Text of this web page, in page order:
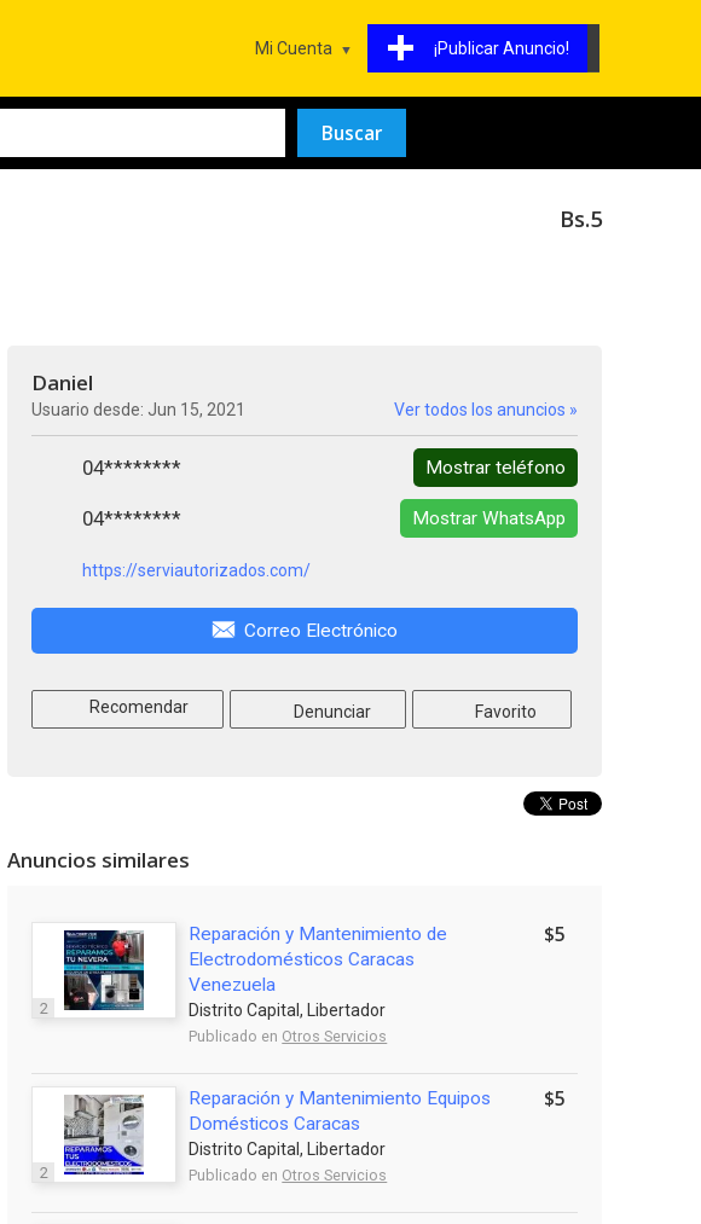
¡Publicar Anuncio!
Mi Cuenta
Bs.5
Daniel
Usuario desde: Jun 15, 2021 Ver todos los anuncios »
04******** Mostrar teléfono
04******** Mostrar WhatsApp
https://serviautorizados.com/
Correo Electrónico
Recomendar Denunciar Favorito
Anuncios similares
2
Reparación y Mantenimiento de
Electrodomésticos Caracas
Venezuela
Distrito Capital, Libertador
Publicado en Otros Servicios
$5
2
Reparación y Mantenimiento Equipos
Domésticos Caracas
Distrito Capital, Libertador
Publicado en Otros Servicios
$5